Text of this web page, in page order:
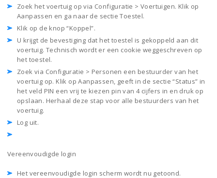
Zoek het voertuig op via Configuratie > Voertuigen. Klik op
Aanpassen en ga naar de sectie Toestel.
Klik op de knop “Koppel”.
U krijgt de bevestiging dat het toestel is gekoppeld aan dit
voertuig. Technisch wordt er een cookie weggeschreven op
het toestel.
Zoek via Configuratie > Personen een bestuurder van het
voertuig op. Klik op Aanpassen, geeft in de sectie “Status” in
het veld PIN een vrij te kiezen pin van 4 cijfers in en druk op
opslaan. Herhaal deze stap voor alle bestuurders van het
voertuig.
Log uit.
Vereenvoudigde login
Het vereenvoudigde login scherm wordt nu getoond.